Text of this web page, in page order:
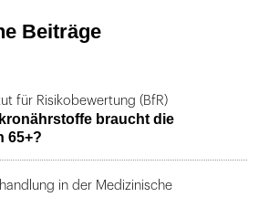
Beiträge
für Risikobewertung (BfR)
braucht die
65+?
in der Medizinische